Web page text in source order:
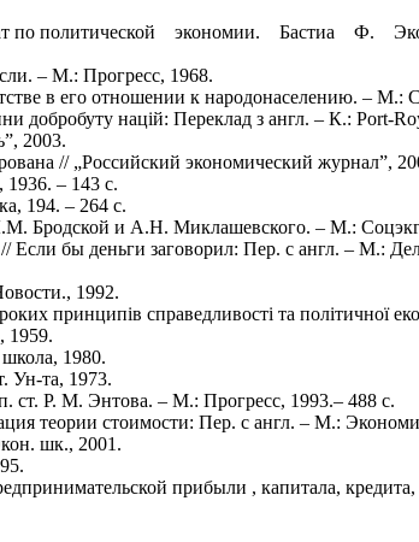
по политической экономии. Бастиа Ф.
– М.: Прогресс, 1968.
в его отношении к народонаселению. – М.:
націй: Переклад з англ. – К.: Port-
2003.
// „Российский экономический журнал”,
1936. – 143 с.
194. – 264 с.
Бродской и А.Н. Миклашевского. – М.:
Если бы деньги заговорил: Пер. с англ. – М.:
1992.
принципів справедливості та політичної
1959.
1980.
Ун-та, 1973.
ст. Р. М. Энтова. – М.: Прогресс, 1993.– 488 c.
теории стоимости: Пер. с англ. – М.:
шк., 2001.
прибыли , капитала,